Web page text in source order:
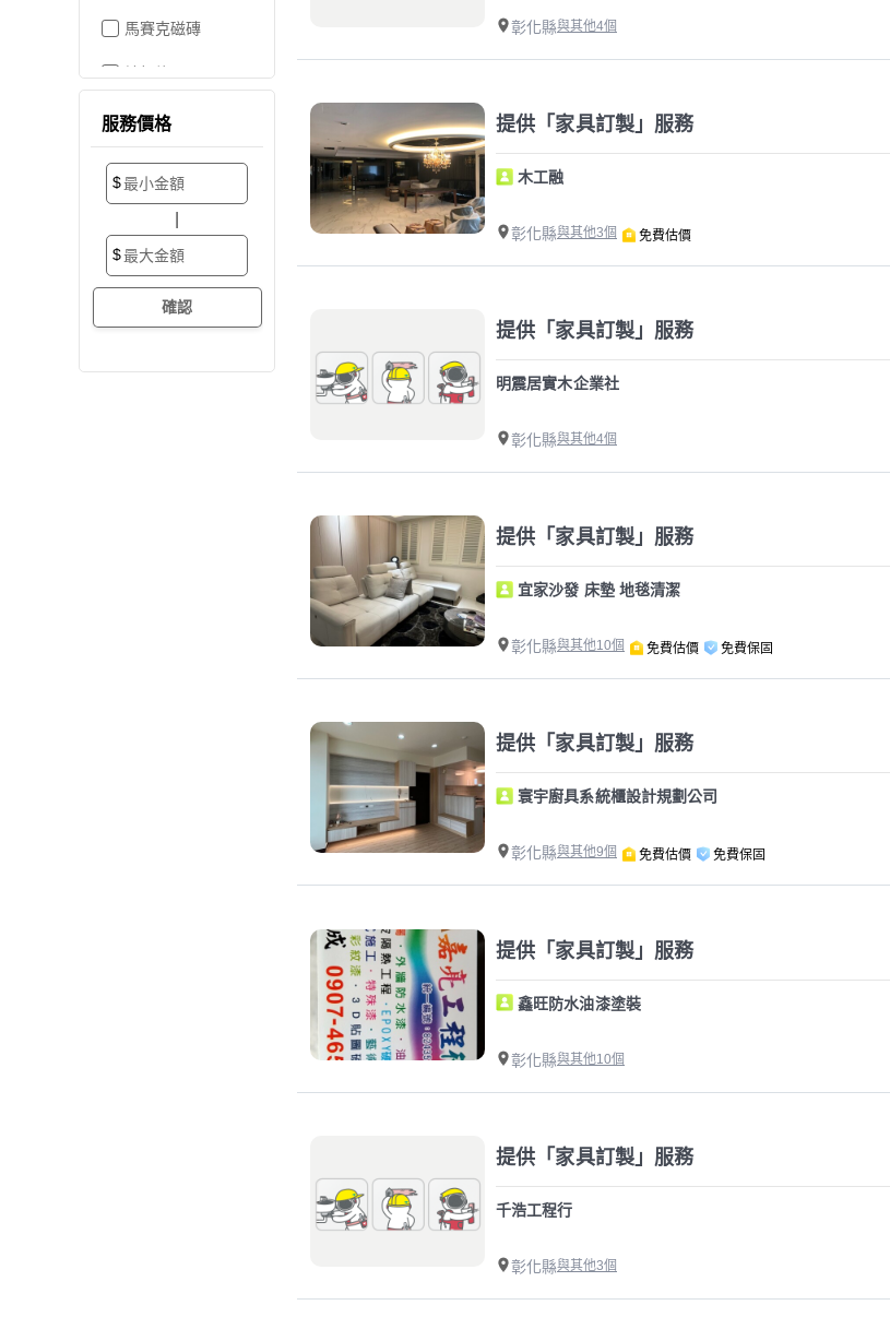
馬賽克磁磚
地板維修
地板拋光打蠟
地板防滑施工
塑膠地板工程
實木地板
服務價格
$
$
彰化縣與其他4個
提供「家具訂製」服務
木工融
彰化縣與其他3個 免費估價
提供「家具訂製」服務
明震居實木企業社
彰化縣與其他4個
提供「家具訂製」服務
宜家沙發 床墊 地毯清潔
彰化縣與其他10個 免費估價 免費保固
提供「家具訂製」服務
寰宇廚具系統櫃設計規劃公司
彰化縣與其他9個 免費估價 免費保固
提供「家具訂製」服務
鑫旺防水油漆塗裝
彰化縣與其他10個
提供「家具訂製」服務
千浩工程行
彰化縣與其他3個